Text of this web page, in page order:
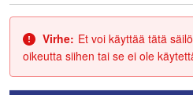
Virhe: Et voi käyttää tätä
oikeutta siihen tai se ei ole